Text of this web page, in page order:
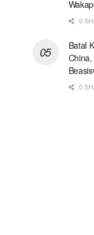
0
Batal
0